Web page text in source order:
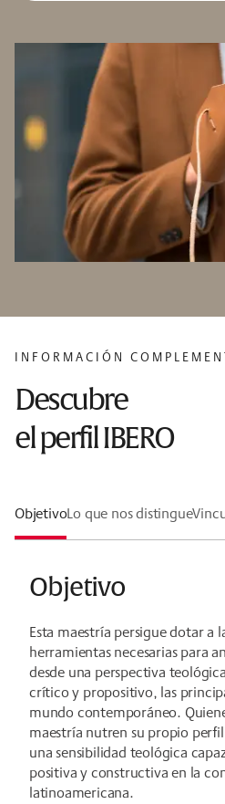
INFORMACIÓN
Descubre
el perfil IBERO
ObjetivoLo que nos distingue
Objetivo
Esta maestría persigue dotar a
herramientas necesarias para
desde una perspectiva
crítico y propositivo, las
mundo contemporáneo.
maestría nutren su propio
una sensibilidad teológica
positiva y constructiva en la
latinoamericana.